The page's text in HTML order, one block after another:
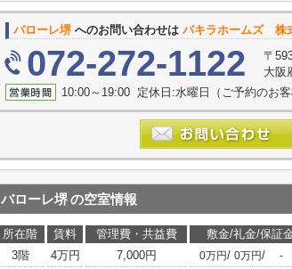
バローレ堺 へのお問い合わせは パキラホームズ 株
072-272-1122
〒
大阪
10:00～19:00 定休日:水曜日（ご予約のお客
バローレ堺の空室情報
所在階 賃料 管理費・共益費 敷金/礼金/保証
3階
4万円 7,000円 0万円/ 0万円/ -